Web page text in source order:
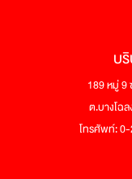
บ
189 หมู่ 9
ต.บางโฉ
โทรศัพท์: